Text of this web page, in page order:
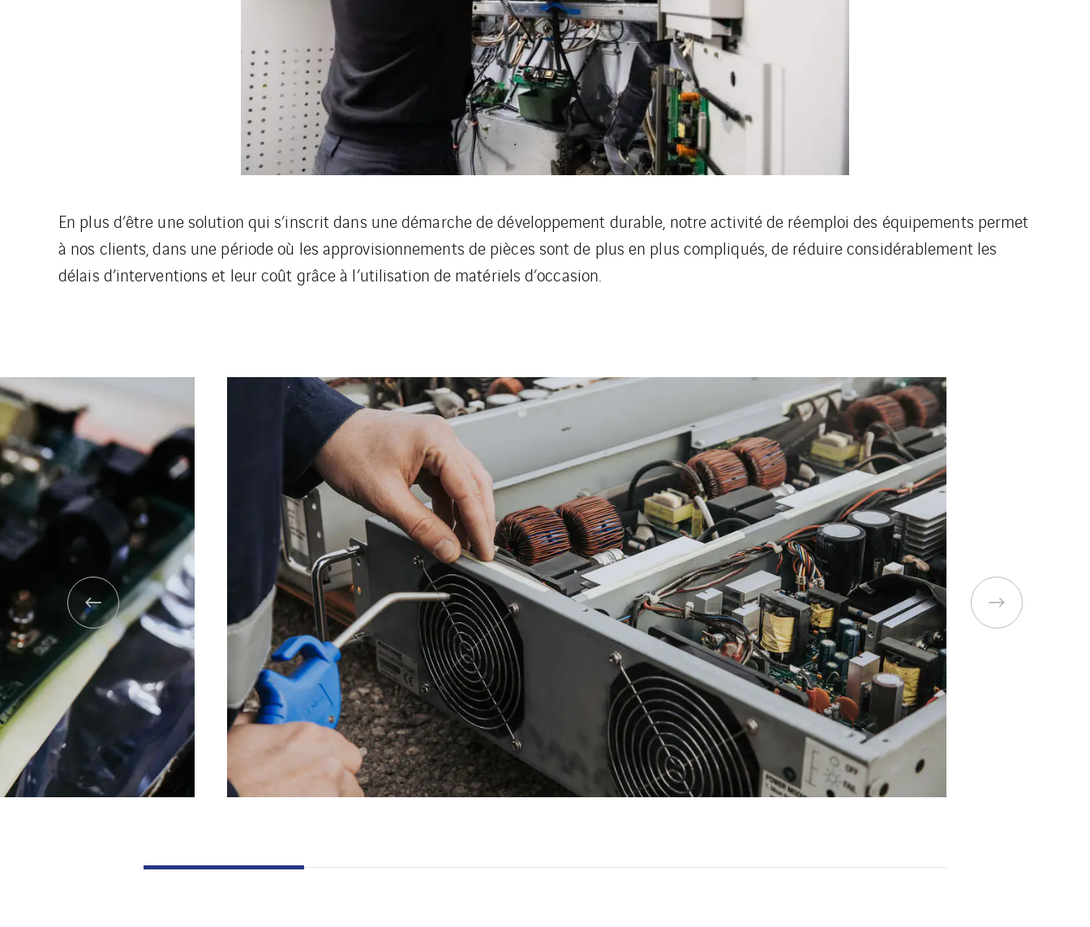
En plus d’être une solution qui s’inscrit dans une démarche de développement durable, notre activité de réemploi des équipements permet
à nos clients, dans une période où les approvisionnements de pièces sont de plus en plus compliqués, de réduire considérablement les
délais d’interventions et leur coût grâce à l’utilisation de matériels d’occasion.